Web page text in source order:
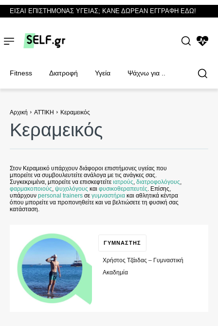
Φυσικοθεραπευτές
Φυσικοθεραπευτές
ΕΙΣΑΙ ΕΠΙΣΤΗΜΟΝΑΣ ΥΓΕΙΑΣ; ΚΑΝΕ ΔΩΡΕΑΝ ΕΓΓΡΑΦΗ ΕΔΩ!
Fitness Διατροφή Υγεία Ψάχνω για ..
Αρχική ΑΤΤΙΚΗ Κεραμεικός
Κεραμεικός
Στον Κεραμεικό υπάρχουν διάφοροι επιστήμονες υγείας που
μπορείτε να συμβουλευτείτε ανάλογα με τις ανάγκες σας.
Συγκεκριμένα, μπορείτε να επισκεφτείτε ιατρούς, διατροφολόγους,
φαρμακοποιούς, ψυχολόγους και φυσικοθεραπευτές. Επίσης,
υπάρχουν personal trainers σε γυμναστήρια και αθλητικά κέντρα
όπου μπορείτε να προπονηθείτε και να βελτιώσετε τη φυσική σας
κατάσταση.
ΓΥΜΝΑΣΤΗΣ
Χρήστος Τζάιδας – Γυμναστική
Ακαδημία